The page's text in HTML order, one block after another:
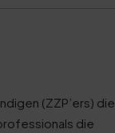
(ZZP’ers) die
die